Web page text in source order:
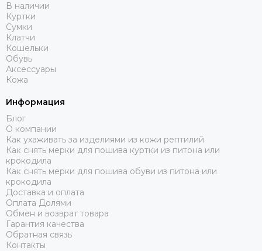
В наличии
Куртки
Сумки
Клатчи
Кошельки
Обувь
Аксессуары
Кожа
Информация
Блог
О компании
Как ухаживать за изделиями из кожи рептилий
Как снять мерки для пошива куртки из питона или
крокодила
Как снять мерки для пошива обуви из питона или
крокодила
Доставка и оплата
Оплата Долями
Обмен и возврат товара
Гарантия качества
Обратная связь
Контакты